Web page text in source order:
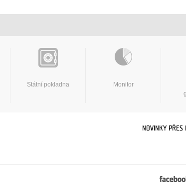
Státní pokladna Monitor
NOVINKY PŘES